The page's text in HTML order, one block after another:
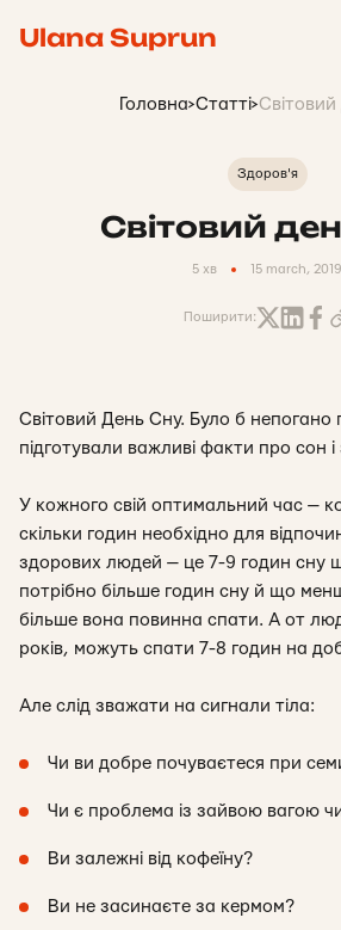
Ulana Suprun
Головна>Статті>
Здоров'я
Світовий
5 хв 15 march, 2019
Поширити:
Світовий День Сну. Було б непогано
підготували важливі факти про сон і
У кожного свій оптимальний час —
скільки годин необхідно для
здорових людей — це 7-9 годин сну
потрібно більше годин сну й що
більше вона повинна спати. А от
років, можуть спати 7-8 годин на
Але слід зважати на сигнали тіла:
Чи ви добре почуваєтеся при
Чи є проблема із зайвою вагою
Ви залежні від кофеїну?
Ви не засинаєте за кермом?